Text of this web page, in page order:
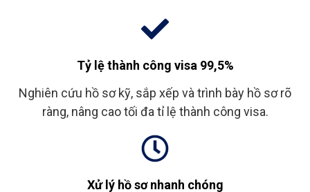
Tỷ lệ thành công visa 99,5%
Nghiên cứu hồ sơ kỹ, sắp xếp và trình bày hồ sơ rõ
ràng, nâng cao tối đa tỉ lệ thành công visa.
Xử lý hồ sơ nhanh chóng